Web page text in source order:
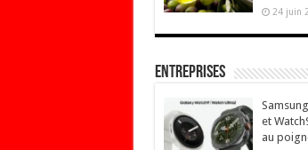
24 juin
Entreprises
et
au